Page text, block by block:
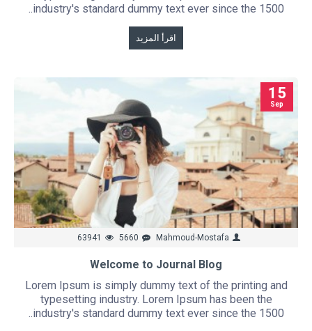
industry's standard dummy text ever since the 1500..
اقرأ المزيد
15
Sep
Mahmoud-Mostafa
5660
63941
Welcome to Journal Blog
Lorem Ipsum is simply dummy text of the printing and
typesetting industry. Lorem Ipsum has been the
industry's standard dummy text ever since the 1500..